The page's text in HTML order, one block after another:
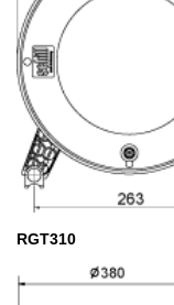
RGT310